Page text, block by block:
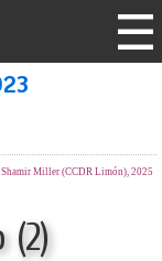
Shamir Miller (CCDR Limón), 2025
(2)